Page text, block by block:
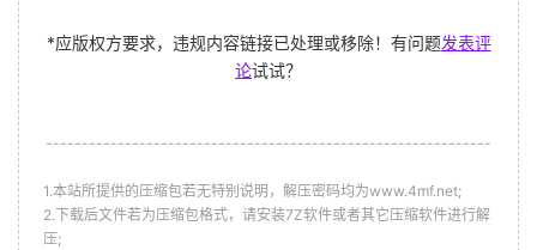
*应版权方要求，违规内容链接已处理或移除！有问题发表评
论试试？
--------------------------------------------------------------
1.本站所提供的压缩包若无特别说明，解压密码均为www.4mf.net;
2.下载后文件若为压缩包格式，请安装7Z软件或者其它压缩软件进行解
压;